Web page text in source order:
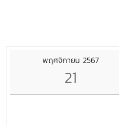
พฤศจิกายน 2567
21